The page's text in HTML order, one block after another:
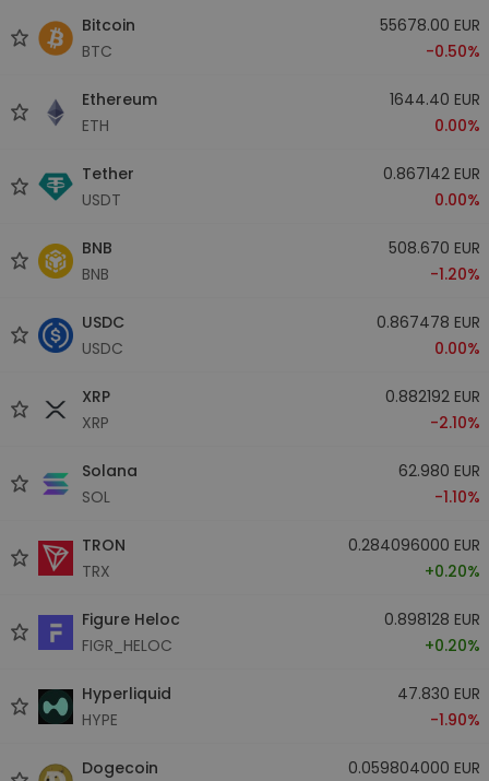
Bitcoin
BTC
55678.00 EUR
-0.50%
Ethereum
ETH
1644.40 EUR
0.00%
Tether
USDT
0.867142 EUR
0.00%
BNB
BNB
508.670 EUR
-1.20%
USDC
USDC
0.867478 EUR
0.00%
XRP
XRP
0.882192 EUR
-2.10%
Solana
SOL
62.980 EUR
-1.10%
TRON
TRX
0.284096000 EUR
+0.20%
Figure Heloc
FIGR_HELOC
0.898128 EUR
+0.20%
Hyperliquid
HYPE
47.830 EUR
-1.90%
Dogecoin
0.059804000 EUR